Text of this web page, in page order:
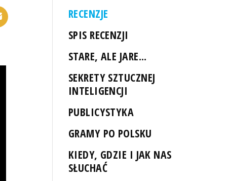
RECENZJE
SPIS RECENZJI
STARE, ALE JARE...
SEKRETY SZTUCZNEJ
INTELIGENCJI
PUBLICYSTYKA
GRAMY PO POLSKU
KIEDY, GDZIE I JAK NAS
SŁUCHAĆ